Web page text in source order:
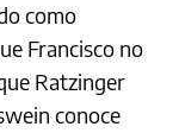
como
Francisco no
Ratzinger
conoce